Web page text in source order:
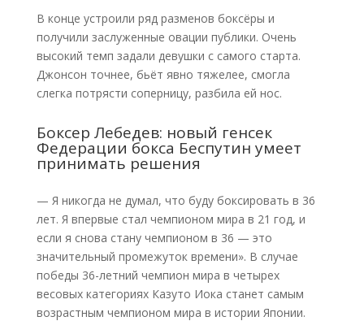
В конце устроили ряд разменов боксёры и
получили заслуженные овации публики. Очень
высокий темп задали девушки с самого старта.
Джонсон точнее, бьёт явно тяжелее, смогла
слегка потрясти соперницу, разбила ей нос.
Боксер Лебедев: новый генсек
Федерации бокса Беспутин умеет
принимать решения
— Я никогда не думал, что буду боксировать в 36
лет. Я впервые стал чемпионом мира в 21 год, и
если я снова стану чемпионом в 36 — это
значительный промежуток времени». В случае
победы 36-летний чемпион мира в четырех
весовых категориях Казуто Иока станет самым
возрастным чемпионом мира в истории Японии.